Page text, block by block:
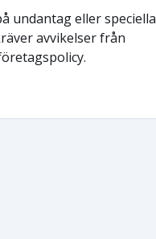
undantag eller speciella
avvikelser från